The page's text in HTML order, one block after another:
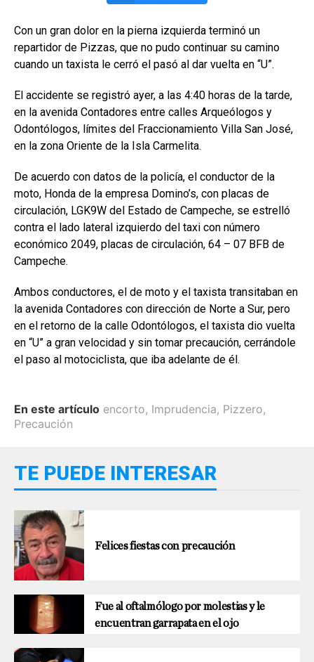
Con un gran dolor en la pierna izquierda terminó un
repartidor de Pizzas, que no pudo continuar su camino
cuando un taxista le cerró el pasó al dar vuelta en “U”.
El accidente se registró ayer, a las 4:40 horas de la tarde,
en la avenida Contadores entre calles Arqueólogos y
Odontólogos, límites del Fraccionamiento Villa San José,
en la zona Oriente de la Isla Carmelita.
De acuerdo con datos de la policía, el conductor de la
moto, Honda de la empresa Domino’s, con placas de
circulación, LGK9W del Estado de Campeche, se estrelló
contra el lado lateral izquierdo del taxi con número
económico 2049, placas de circulación, 64 – 07 BFB de
Campeche.
Ambos conductores, el de moto y el taxista transitaban en
la avenida Contadores con dirección de Norte a Sur, pero
en el retorno de la calle Odontólogos, el taxista dio vuelta
en “U” a gran velocidad y sin tomar precaución, cerrándole
el paso al motociclista, que iba adelante de él.
En este artículo encorto, Imprudencia, Pizzero,
Precaución
TE PUEDE INTERESAR
Felices fiestas con precaución
Fue al oftalmólogo por molestias y le
encuentran garrapata en el ojo